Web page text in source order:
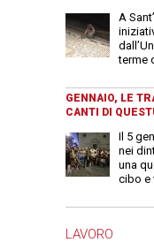
A
terme
GENNAIO, LE
CANTI DI
Il 5
nei
una
cibo e
LAVORO